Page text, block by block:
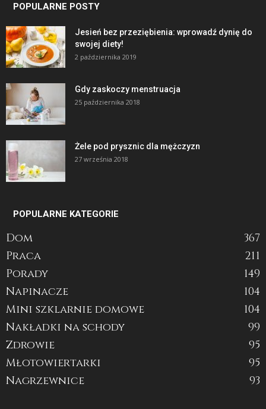
POPULARNE POSTY
Jesień bez przeziębienia: wprowadź dynię do
swojej diety!
2 października 2019
Gdy zaskoczy menstruacja
25 października 2018
Żele pod prysznic dla mężczyzn
27 września 2018
POPULARNE KATEGORIE
Dom
367
Praca
211
Porady
149
Napinacze
104
Mini szklarnie domowe
104
Nakładki na schody
99
Zdrowie
95
Młotowiertarki
95
Nagrzewnice
93